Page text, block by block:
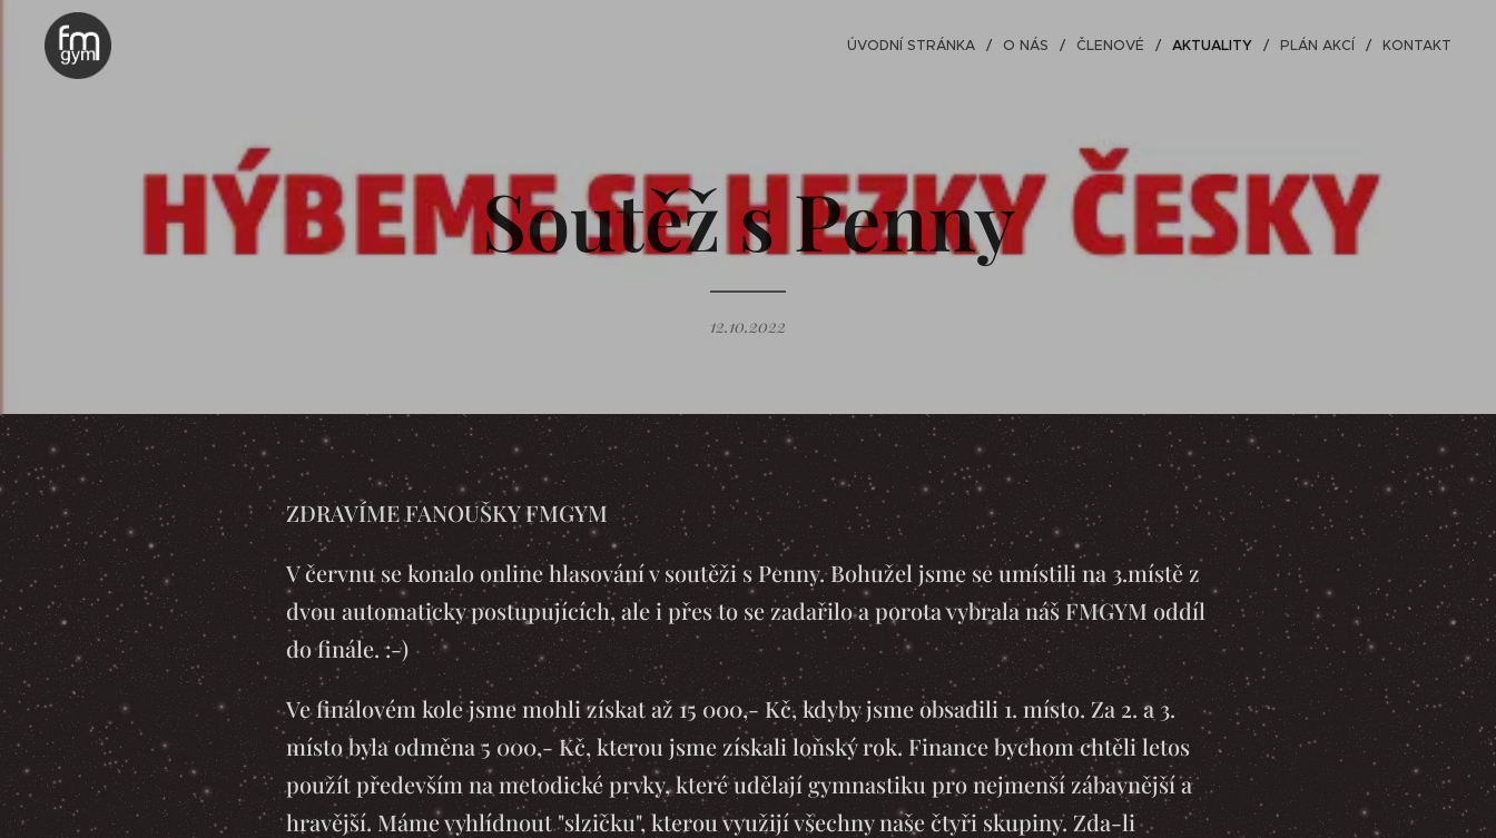
ÚVODNÍ STRÁNKA O NÁS ČLENOVÉ AKTUALITY PLÁN AKCÍ KONTAKT
Soutěž s Penny
12.10.2022
ZDRAVÍME FANOUŠKY FMGYM
V červnu se konalo online hlasování v soutěži s Penny. Bohužel jsme se umístili na 3.místě z
dvou automaticky postupujících, ale i přes to se zadařilo a porota vybrala náš FMGYM oddíl
do finále. :-)
Ve finálovém kole jsme mohli získat až 15 000,- Kč, kdyby jsme obsadili 1. místo. Za 2. a 3.
místo byla odměna 5 000,- Kč, kterou jsme získali loňský rok. Finance bychom chtěli letos
použít především na metodické prvky, které udělají gymnastiku pro nejmenší zábavnější a
hravější. Máme vyhlídnout "slzičku", kterou využijí všechny naše čtyři skupiny. Zda-li